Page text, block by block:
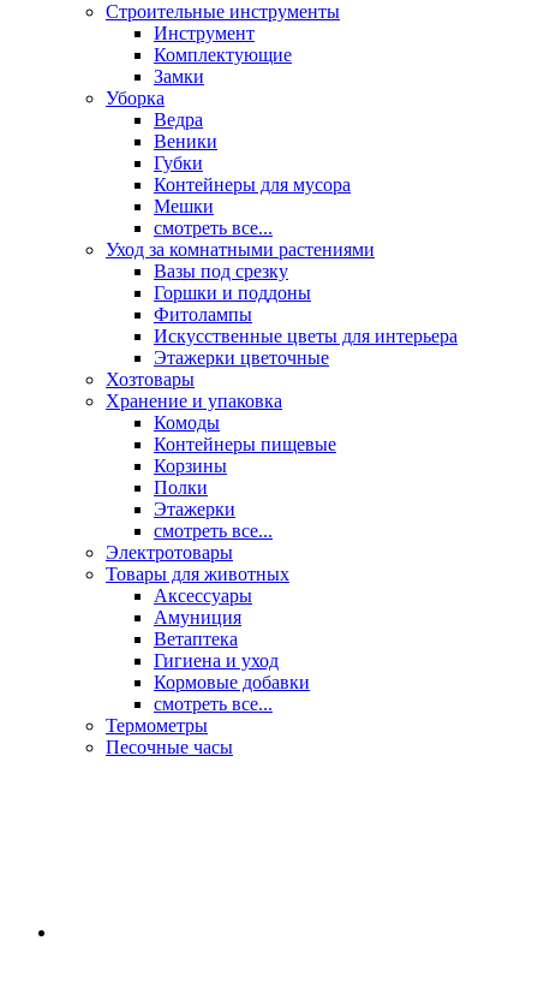
Строительные инструменты
Инструмент
Комплектующие
Замки
Уборка
Ведра
Веники
Губки
Контейнеры для мусора
Мешки
смотреть все...
Уход за комнатными растениями
Вазы под срезку
Горшки и поддоны
Фитолампы
Искусственные цветы для интерьера
Этажерки цветочные
Хозтовары
Хранение и упаковка
Комоды
Контейнеры пищевые
Корзины
Полки
Этажерки
смотреть все...
Электротовары
Товары для животных
Аксессуары
Амуниция
Ветаптека
Гигиена и уход
Кормовые добавки
смотреть все...
Термометры
Песочные часы